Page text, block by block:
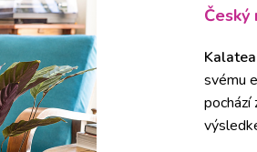
Český
Kalatea
svému
pochází